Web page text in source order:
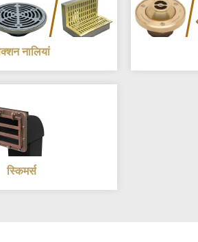
नालियां
स्किमर्स